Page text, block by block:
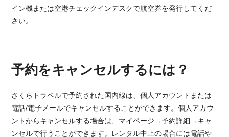
イン機または空港チェックインデスクで航空券を発行してくだ
さい。
予約をキャンセルするには？
さくらトラベルで予約された国内線は、個人アカウントまたは
電話/電子メールでキャンセルすることができます。個人アカウ
ントからキャンセルする場合は、マイページ→予約詳細→キャ
ンセルで行うことができます。レンタル中止の場合には電話や